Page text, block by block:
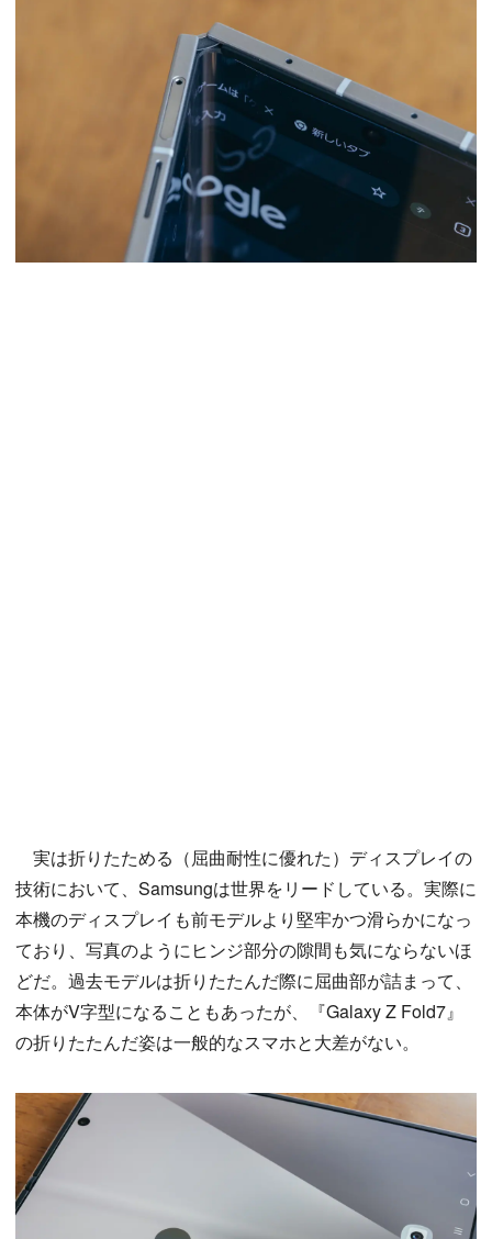
実は折りたためる（屈曲耐性に優れた）ディスプレイの
技術において、Samsungは世界をリードしている。実際に
本機のディスプレイも前モデルより堅牢かつ滑らかになっ
ており、写真のようにヒンジ部分の隙間も気にならないほ
どだ。過去モデルは折りたたんだ際に屈曲部が詰まって、
本体がV字型になることもあったが、『Galaxy Z Fold7』
の折りたたんだ姿は一般的なスマホと大差がない。